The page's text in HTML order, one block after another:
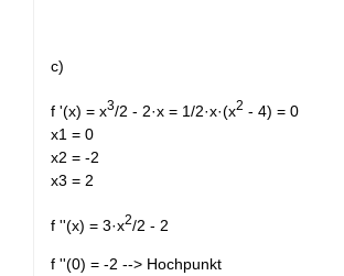
c)
f '(x) = x3/2 - 2·x = 1/2·x·(x2 - 4) = 0
x1 = 0
x2 = -2
x3 = 2
f ''(x) = 3·x2/2 - 2
f ''(0) = -2 --> Hochpunkt